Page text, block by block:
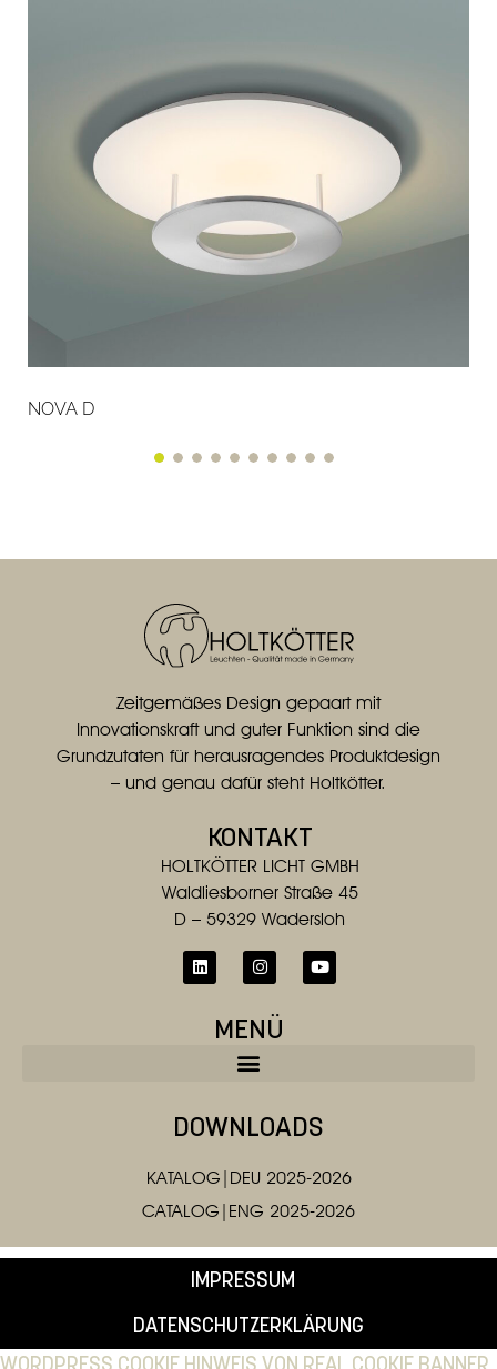
NOVA D
Zeitgemäßes Design gepaart mit
Innovationskraft und guter Funktion sind die
Grundzutaten für herausragendes Produktdesign
– und genau dafür steht Holtkötter.
KONTAKT
HOLTKÖTTER LICHT GMBH
Waldliesborner Straße 45
D – 59329 Wadersloh
MENÜ
DOWNLOADS
KATALOG|DEU 2025-2026
CATALOG|ENG 2025-2026
IMPRESSUM
DATENSCHUTZERKLÄRUNG